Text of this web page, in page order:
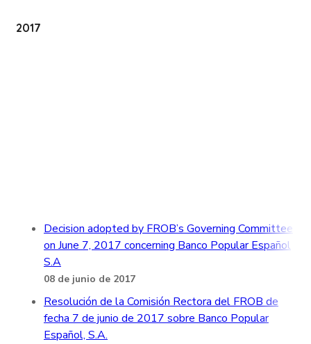
2017
Decision adopted by FROB’s Governing Committee
on June 7, 2017 concerning Banco Popular Español
S.A
08 de junio de 2017
Resolución de la Comisión Rectora del FROB de
fecha 7 de junio de 2017 sobre Banco Popular
Español, S.A.